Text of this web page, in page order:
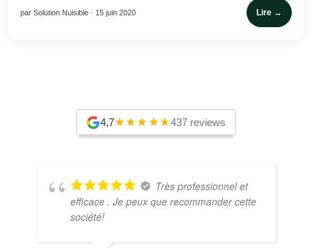
par Solution Nuisible · 15 juin 2020 Lire →
4,7 437 reviews
Très professionnel et
efficace . Je peux que recommander cette
société!